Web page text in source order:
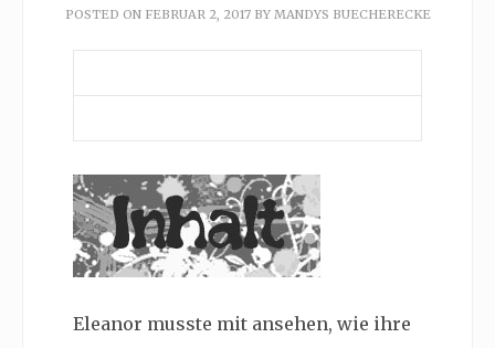
POSTED ON FEBRUAR 2, 2017BY MANDYS BUECHERECKE
Eleanor musste mit ansehen, wie ihre